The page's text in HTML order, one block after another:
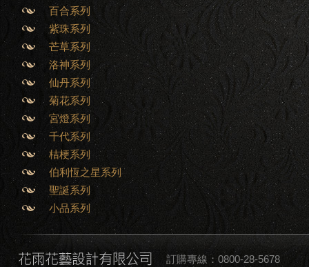
百合系列
紫珠系列
芒草系列
洛神系列
仙丹系列
菊花系列
宮燈系列
千代系列
桔梗系列
伯利恆之星系列
聖誕系列
小品系列
訂購專線：0800-28-5678